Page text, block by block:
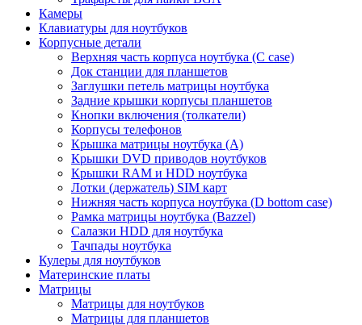
Камеры
Клавиатуры для ноутбуков
Корпусные детали
Верхняя часть корпуса ноутбука (С case)
Док станции для планшетов
Заглушки петель матрицы ноутбука
Задние крышки корпусы планшетов
Кнопки включения (толкатели)
Корпусы телефонов
Крышка матрицы ноутбука (A)
Крышки DVD приводов ноутбуков
Крышки RAM и HDD ноутбука
Лотки (держатель) SIM карт
Нижняя часть корпуса ноутбука (D bottom case)
Рамка матрицы ноутбука (Bazzel)
Салазки HDD для ноутбука
Тачпады ноутбука
Кулеры для ноутбуков
Материнские платы
Матрицы
Матрицы для ноутбуков
Матрицы для планшетов